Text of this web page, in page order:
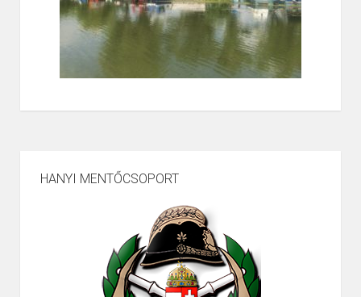
HANYI MENTŐCSOPORT